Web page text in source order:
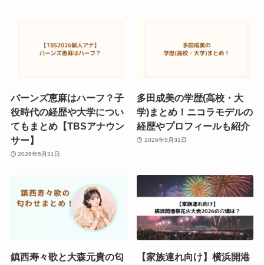
バーンズ恵麻はハーフ？子
役時代の経歴や大学につい
てもまとめ【TBSアナウン
サー】
2026年5月31日
多田成美の学歴(高校・大
学)まとめ！ニコラモデルの
経歴やプロフィールも紹介
2026年5月31日
鎮西寿々歌と大森元貴の匂
【家族連れ向け】横浜開港